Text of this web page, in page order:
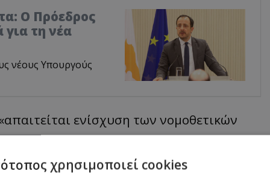
Ο Πρόεδρος
τη νέα
νέους Υπουργούς
ενίσχυση των νομοθετικών
σχετικό νομοσχέδιο στη Βουλή.
μεταξύ άλλων, «την απαγόρευση
χρησιμοποιεί cookies